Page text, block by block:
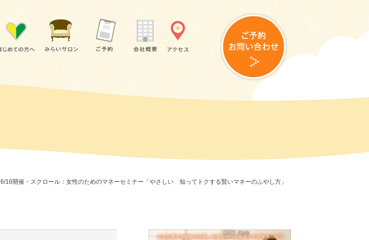
6/16開催・スクロール：女性のためのマネーセミナー「やさしい 知ってトクする賢いマネーのふやし方」